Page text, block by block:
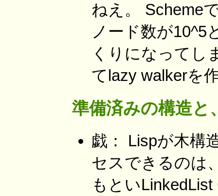
ねえ。 Scheme
ノード数が10^5
くりになってし
てlazy walkerを
準備済みの構造と
戯： Lispが木構
セスできるのは
もとい